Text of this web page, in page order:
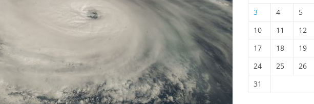
3
4 5
10
11 12
17
18 19
24
25 26
31